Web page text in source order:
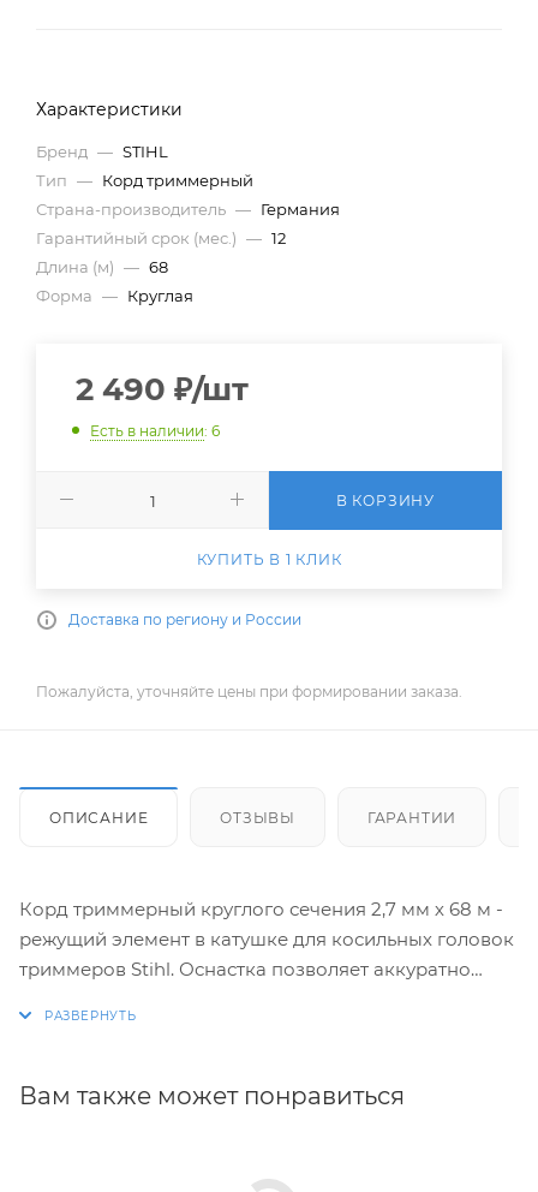
Характеристики
Бренд — STIHL
Тип — Корд триммерный
Страна-производитель — Германия
Гарантийный срок (мес.) — 12
Длина (м) — 68
Форма — Круглая
2 490 ₽/шт
Есть в наличии: 6
В КОРЗИНУ
КУПИТЬ В 1 КЛИК
Доставка по региону и России
Пожалуйста, уточняйте цены при формировании заказа.
ОПИСАНИЕ ОТЗЫВЫ ГАРАНТИИ
Корд триммерный круглого сечения 2,7 мм х 68 м -
режущий элемент в катушке для косильных головок
триммеров Stihl. Оснастка позволяет аккуратно
свободной подаче струны из косильной головки.
этом шум и вибрацию. Изготовлена из
Вам также может понравиться